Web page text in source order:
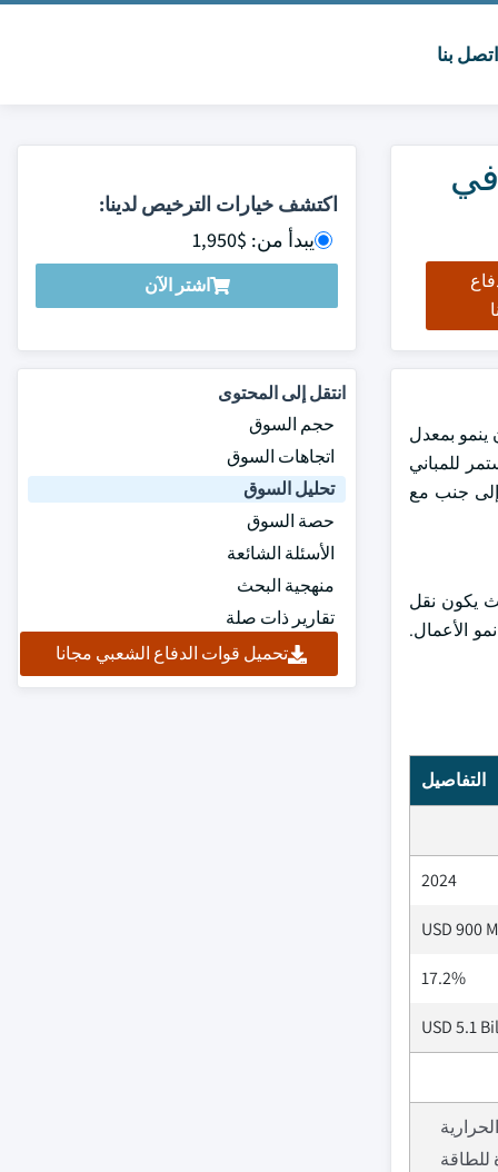
اتصل بنا
اكتشف خيارات الترخيص لدينا:
يبدأ من: $1,950
اشتر الآن
الحرارية في أوروبا 900 مليون دولار أمريكي في عام 2024 ويقدر أن ينمو بمعدل
المستمر للمباني
إلى جنب مع
يكون نقل
الأعمال.
التفاصيل
2024
USD 900
17.2%
USD 5.1
للطاقة
انتقل إلى المحتوى
حجم السوق
اتجاهات السوق
تحليل السوق
حصة السوق
الأسئلة الشائعة
منهجية البحث
تقارير ذات صلة
تحميل قوات الدفاع الشعبي مجانا